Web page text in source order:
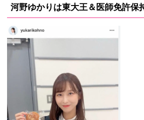
河野ゆかりは東大王＆医師免許保